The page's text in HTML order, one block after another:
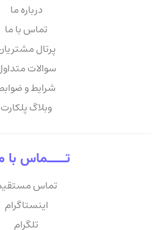
درباره ما
تماس با ما
پرتال
سوالات
شرایط و
وبلاگ پلکارت
تـــــماس با
تماس
اینستاگرام
تلگرام